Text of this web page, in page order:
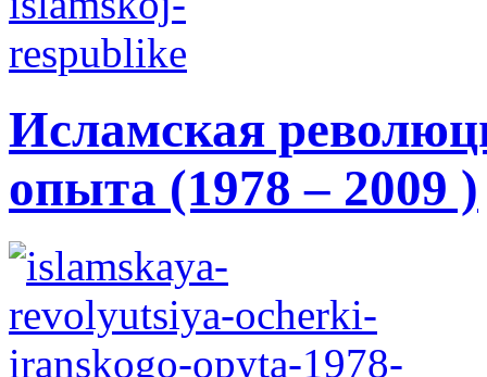
Исламская
опыта (1978 – 2009 )